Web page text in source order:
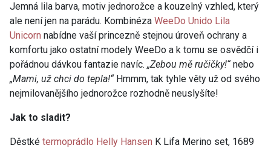
Jemná lila barva, motiv jednorožce a kouzelný vzhled, který
ale není jen na parádu. Kombinéza WeeDo Unido Lila
Unicorn nabídne vaší princezně stejnou úroveň ochrany a
komfortu jako ostatní modely WeeDo a k tomu se osvědčí i
pořádnou dávkou fantazie navíc. „Zebou mě ručičky!“ nebo
„Mami, už chci do tepla!“ Hmmm, tak tyhle věty už od svého
nejmilovanějšího jednorožce rozhodně neuslyšíte!
Jak to sladit?
Děstké termoprádlo Helly Hansen K Lifa Merino set, 1689